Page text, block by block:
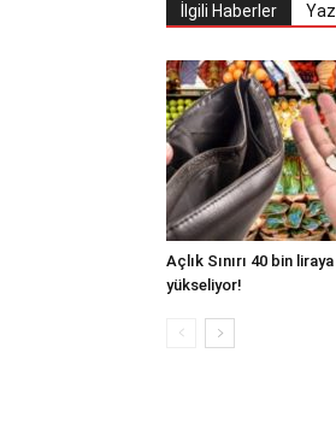
İlgili Haberler
Açlık Sınırı 40 bin
yükseliyor!